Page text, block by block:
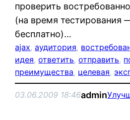
проверить
(на время тестирования
бесплатно)…
ajax, аудитория,
идея, ответить, отправить,
преимущества, целевая,
03.06.2009 18:46admin